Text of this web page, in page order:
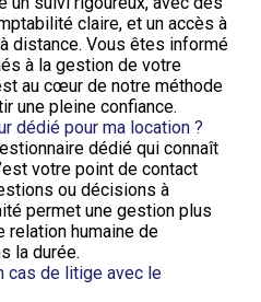
claire, et un accès à
distance. Vous êtes informé
à la gestion de votre
au cœur de notre méthode
une pleine confiance.
dédié pour ma location ?
dédié qui connaît
votre point de contact
ou décisions à
permet une gestion plus
relation humaine de
la durée.
cas de litige avec le